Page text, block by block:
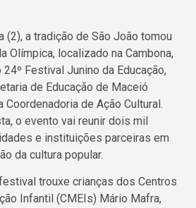
(2), a tradição de São João tomou
Olímpica, localizado na Cambona,
Festival Junino da Educação,
de Educação de Maceió
Coordenadoria de Ação Cultural.
o evento vai reunir dois mil
e instituições parceiras em
da cultura popular.
trouxe crianças dos Centros
Infantil (CMEIs) Mário Mafra,